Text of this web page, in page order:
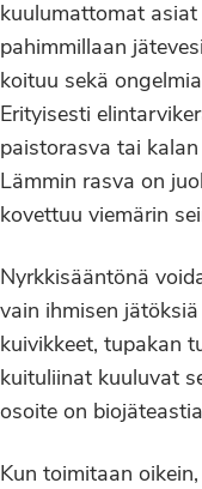
kuulumattomat
pahimmillaan
koituu sekä
Erityisesti
paistorasva tai
Lämmin rasva on
kovettuu viemärin
Nyrkkisääntönä
vain ihmisen
kuivikkeet, tupakan
kuituliinat kuuluvat
osoite on
Kun toimitaan